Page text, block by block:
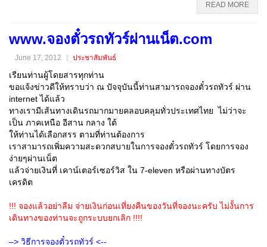
READ MORE
www.จองตั๋วรถทัวร์ผ่านเน็ต.com
June 17, 2012 ประชาสัมพันธ์
เรียนท่านผู้โดยสารทุกท่าน
ขอแจ้งข่าวดีให้ทราบว่า ณ ปัจจุบันนี้ท่านสามารถจองตั๋วรถทัวร์ ผ่าน
internet ได้แล้ว
ทางเรามีเส้นทางเดินรถมากมายคลอบคลุมทั่วประเทศไทย ไม่ว่าจะ
เป็น ภาคเหนือ อีสาน กลาง ใต้
ให้ท่านได้เลือกสรร ตามที่ท่านต้องการ
เราสามารถเพิ่มความสะดวกสบายในการจองตั๋วรถทัวร์ โดยการจอง
ง่ายๆผ่านเน็ต
แล้วจ่ายเงินที่ เคาน์เตอร์เซอร์วิส ใน 7-eleven หรือผ่านทางบัตร
เครดิต
!!! จองแล้วอย่าลืม จ่ายเงินก่อนเที่ยงคืนของวันที่จองนะครับ ไม่งั้นการ
เดินทางของท่านจะถูกระบบยกเลิก !!!!
–> วิธีการจองตั๋วรถทัวร์ <--